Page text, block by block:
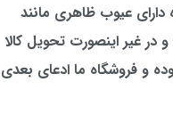
دارای عیوب ظاهری مانند
در غیر اینصورت تحویل کالا
و فروشگاه ما ادعای بعدی